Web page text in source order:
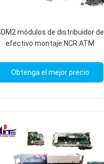
módulos de distribuidor de
efectivo montaje NCR ATM
Obtenga el mejor precio